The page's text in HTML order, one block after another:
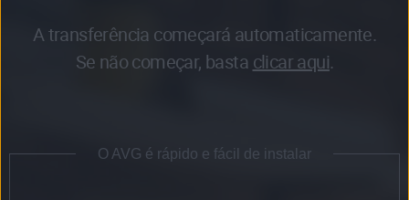
A transferência começará automaticamente.
Se não começar, basta clicar aqui.
O AVG é rápido e fácil de instalar